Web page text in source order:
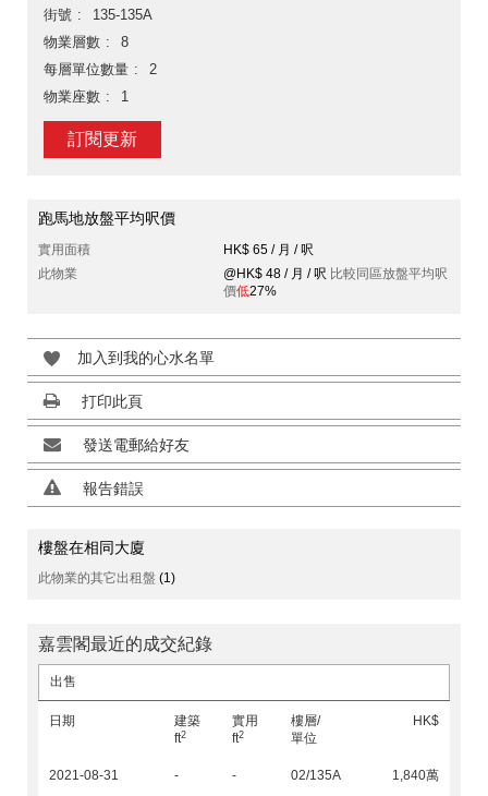
街號
135-135A
物業層數
8
每層單位數量
2
物業座數
1
訂閱更新
跑馬地放盤平均呎價
實用面積
HK$ 65 / 月 / 呎
此物業
@HK$ 48 / 月 / 呎 比較同區放盤平均呎
價低27%
加入到我的心水名單
打印此頁
發送電郵給好友
報告錯誤
樓盤在相同大廈
此物業的其它出租盤 (1)
嘉雲閣最近的成交紀錄
出售
日期
建築
ft2
實用
ft2
樓層/
單位
HK$
2021-08-31 - - 02/135A 1,840萬